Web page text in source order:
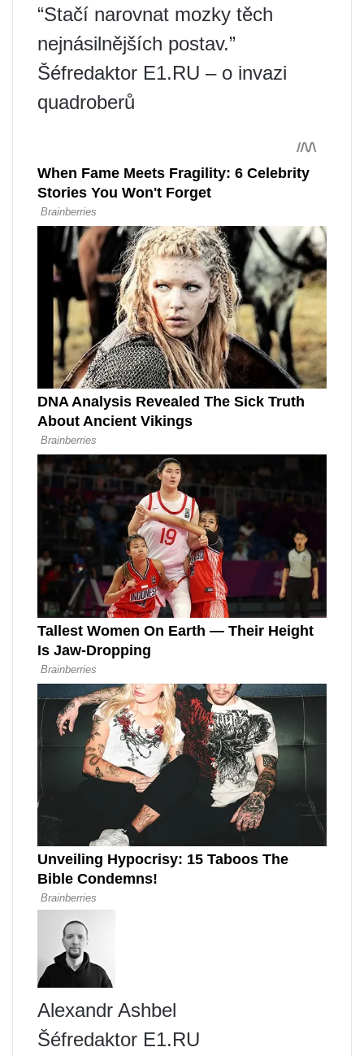
“Stačí narovnat mozky těch
nejnásilnějších postav.”
Šéfredaktor E1.RU – o invazi
quadroberů
Alexandr Ashbel
Šéfredaktor E1.RU